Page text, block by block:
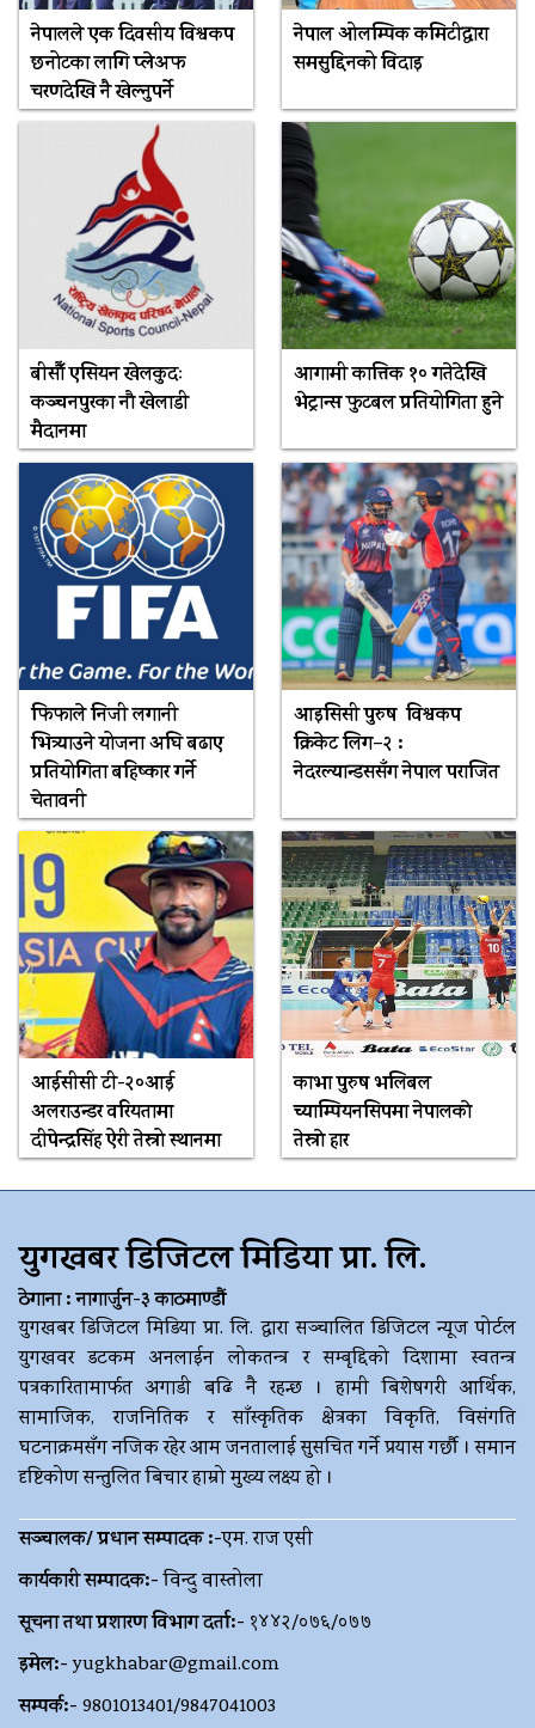
नेपालले एक दिवसीय विश्वकप
छनोटका लागि प्लेअफ
चरणदेखि नै खेल्नुपर्ने
नेपाल ओलम्पिक कमिटीद्वारा
समसुद्दिनको विदाइ
बीसौँ एसियन खेलकुदः
कञ्चनपुरका नौ खेलाडी
मैदानमा
आगामी कात्तिक १० गतेदेखि
भेट्रान्स फुटबल प्रतियोगिता हुने
फिफाले निजी लगानी
भित्र्याउने योजना अघि बढाए
प्रतियोगिता बहिष्कार गर्ने
चेतावनी
आइसिसी पुरुष विश्वकप
क्रिकेट लिग–२ :
नेदरल्यान्डससँग नेपाल पराजित
आईसीसी टी-२०आई
अलराउन्डर वरियतामा
दीपेन्द्रसिंह ऐरी तेस्रो स्थानमा
काभा पुरुष भलिबल
च्याम्पियनसिपमा नेपालकाे
तेस्राे हार
युगखबर डिजिटल मिडिया प्रा. लि.
ठेगाना : नागार्जुन-३ काठमाण्डौं
युगखबर डिजिटल मिडिया प्रा. लि. द्धारा सञ्चालित डिजिटल न्यूज पोर्टल
युगखवर डटकम अनलाईन लोकतन्त्र र सम्बृद्दिको दिशामा स्वतन्त्र
पत्रकारितामार्फत अगाडी बढि नै रहन्छ । हामी बिशेषगरी आर्थिक,
सामाजिक, राजनितिक र साँस्कृतिक क्षेत्रका विकृति, विसंगति
घटनाक्रमसँग नजिक रहेर आम जनतालाई सुसचित गर्ने प्रयास गर्छौ । समान
दृष्टिकोण सन्तुलित बिचार हाम्रो मुख्य लक्ष्य हो ।
सञ्चालक/ प्रधान सम्पादक :-एम. राज एसी
कार्यकारी सम्पादक:-विन्दु वास्तोला
सूचना तथा प्रशारण विभाग दर्ता:- १४४२/०७६/०७७
इमेल:- yugkhabar@gmail.com
सम्पर्क:- 9801013401/9847041003